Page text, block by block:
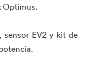
Optimus.
sensor EV2 y kit de